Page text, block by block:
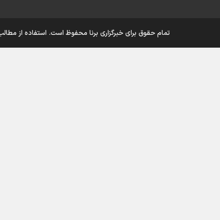
تمام حقوق برای خبرگزاری برنا محفوظ است. استفاده از